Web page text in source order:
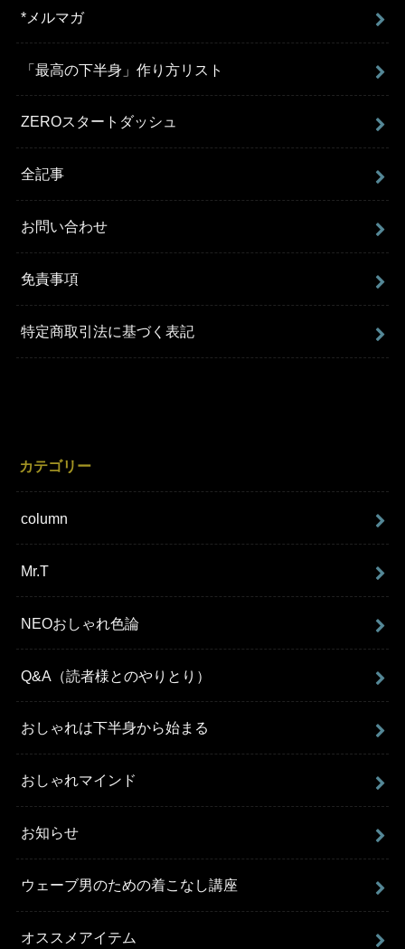
*メルマガ
「最高の下半身」作り方リスト
ZEROスタートダッシュ
全記事
お問い合わせ
免責事項
特定商取引法に基づく表記
カテゴリー
column
Mr.T
NEOおしゃれ色論
Q&A（読者様とのやりとり）
おしゃれは下半身から始まる
おしゃれマインド
お知らせ
ウェーブ男のための着こなし講座
オススメアイテム